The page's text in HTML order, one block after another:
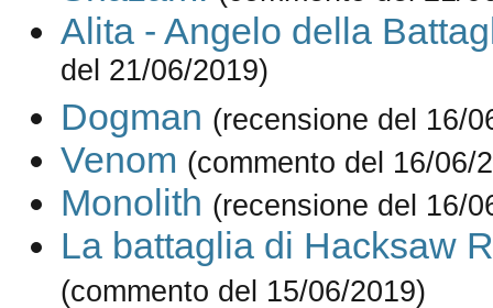
Alita - Angelo della
del 21/06/2019)
Dogman (recensione del 16/
Venom (commento del 16/06/
Monolith (recensione del 16/
La battaglia di Hacksaw
(commento del 15/06/2019)